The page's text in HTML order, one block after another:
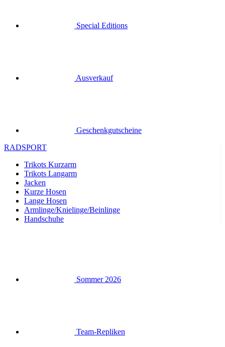
Trikots Langarm
Kurze Hosen
Armlinge/Knielinge/Beinlinge
Handschuhe